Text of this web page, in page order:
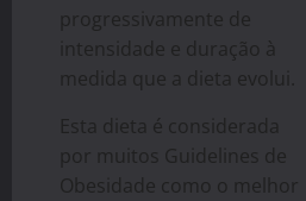
progressivamente de
intensidade e duração à
medida que a dieta evolui.
Esta dieta é considerada
por muitos Guidelines de
Obesidade como o melhor